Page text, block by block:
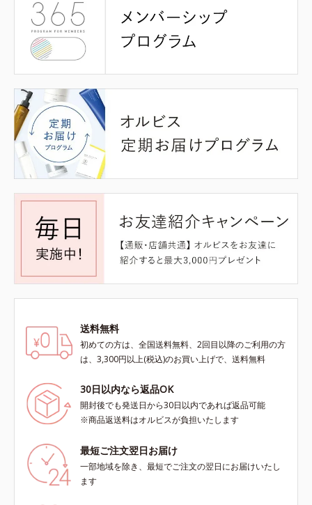
送料無料
初めての方は、全国送料無料、2回目以降のご利用の方
は、3,300円以上(税込)のお買い上げで、送料無料
30日以内なら返品OK
開封後でも発送日から30日以内であれば返品可能
※商品返送料はオルビスが負担いたします
最短ご注文翌日お届け
一部地域を除き、最短でご注文の翌日にお届けいたし
ます